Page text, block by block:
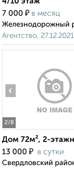
4/10 этаж
7 000 ₽ в месяц
Железнодорожный
Агентство, 27.12.2021
2/8
‹
Дом 72м², 2-
13 000 ₽ в сутки
Свердловский